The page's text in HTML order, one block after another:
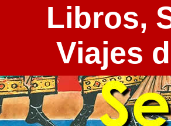
Libros,
Viajes